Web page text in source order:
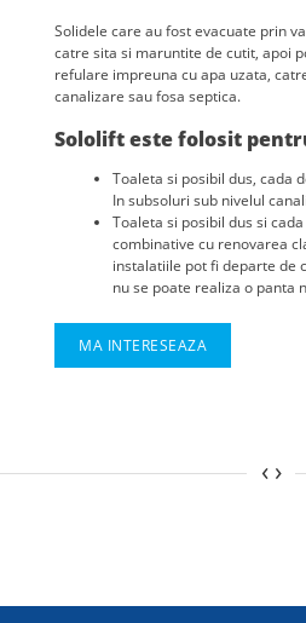
Solidele care au fost evacuate prin
catre sita si maruntite de cutit, apoi
refulare impreuna cu apa uzata,
canalizare sau fosa septica.
Sololift este folosit
Toaleta si posibil dus, cada
In subsoluri sub nivelul
Toaleta si posibil dus si
combinative cu renovarea
instalatiile pot fi departe de
nu se poate realiza o panta
MA INTERESEAZA
‹ ›